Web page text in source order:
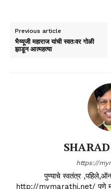
Previous article
भैय्यूजी महाराज यांची स्वतःवर गोळी
झाडून आत्महत्या
https://
पुण्याचे स्वतंत्र
http://mymarathi.net/ पुणे